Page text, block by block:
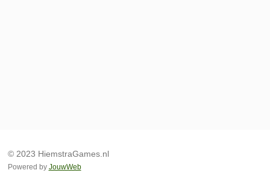
© 2023 HiemstraGames.nl
Powered by JouwWeb